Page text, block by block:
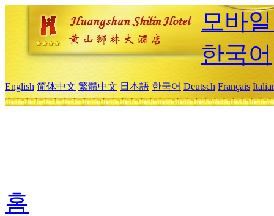
모바
한국어
English 简体中文 繁體中文 日本語 한국어 Deutsch Français
홈